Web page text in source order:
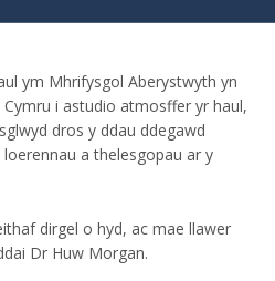
ym Mhrifysgol Aberystwyth yn
i astudio atmosffer yr haul,
dros y ddau ddegawd
a thelesgopau ar y
dirgel o hyd, ac mae llawer
Dr Huw Morgan.